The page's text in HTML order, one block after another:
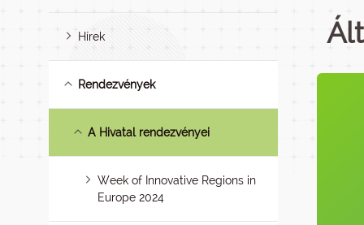
Hírek
Rendezvények
A Hivatal rendezvényei
Week of Innovative Regions in
Europe 2024